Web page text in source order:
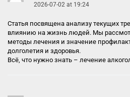
2026-07-02 at 19:24
Статья посвящена анализу текущих
влиянию на жизнь людей. Мы
методы лечения и значение
долголетия и здоровья.
Всё, что нужно знать – лечение